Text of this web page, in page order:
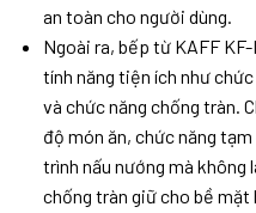
an toàn cho người dùng.
Ngoài ra, bếp từ KAFF
tính năng tiện ích như
và chức năng chống tràn.
độ món ăn, chức năng
trình nấu nướng mà không
chống tràn giữ cho bề mặt